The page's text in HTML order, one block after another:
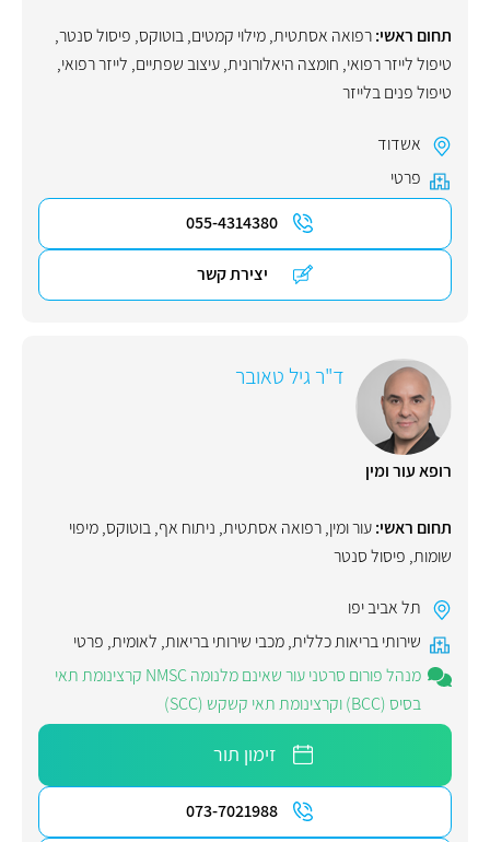
תחום ראשי:רפואה אסתטית,מילוי קמטים,בוטוקס, פיסול סנטר,
טיפול לייזר רפואי, חומצה היאלורונית,עיצוב שפתיים, לייזר רפואי,
טיפול פנים בלייזר
אשדוד
פרטי
055-4314380
יצירת קשר
ד"ר גיל טאובר
רופא עור ומין
תחום ראשי:עור ומין,רפואה אסתטית, ניתוח אף,בוטוקס,מיפוי
שומות, פיסול סנטר
תל אביב יפו
שירותי בריאות כללית,מכבי שירותי בריאות, לאומית, פרטי
מנהל פורום סרטני עור שאינם מלנומה NMSC קרצינומת תאי
בסיס (BCC) וקרצינומת תאי קשקש (SCC)
זימון תור
073-7021988